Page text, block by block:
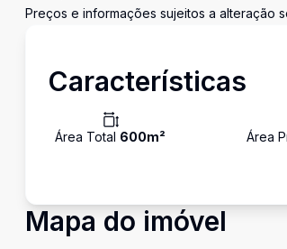
Preços e informações sujeitos a alteração
Características
Área Total 600m² Área
Mapa do imóvel